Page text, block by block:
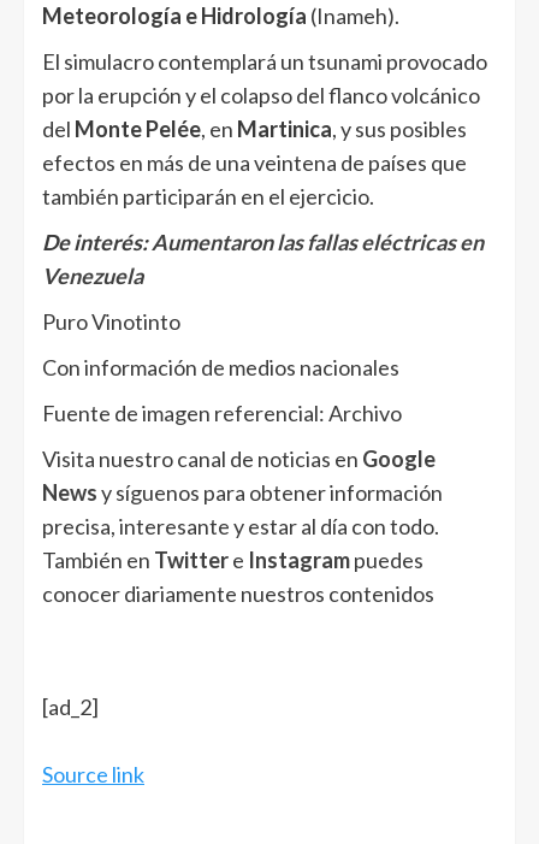
Meteorología e Hidrología (Inameh).
El simulacro contemplará un tsunami provocado
por la erupción y el colapso del flanco volcánico
del Monte Pelée, en Martinica, y sus posibles
efectos en más de una veintena de países que
también participarán en el ejercicio.
De interés:Aumentaron las fallas eléctricas en
Venezuela
Puro Vinotinto
Con información de medios nacionales
Fuente de imagen referencial: Archivo
Visita nuestro canal de noticias en Google
Newsy síguenos para obtener información
precisa, interesante y estar al día con todo.
También en Twittere Instagrampuedes
conocer diariamente nuestros contenidos
[ad_2]
Source link